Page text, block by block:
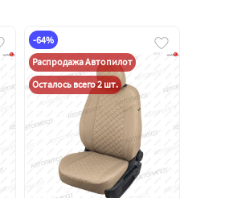
-64%
Распродажа Автопилот
Осталось всего 2 шт.